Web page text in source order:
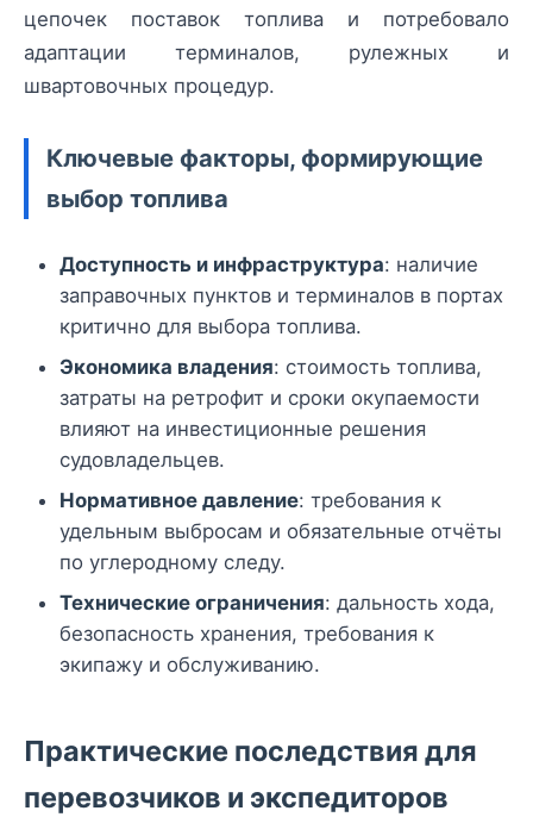
цепочек поставок топлива и потребовало
адаптации терминалов, рулежных и
швартовочных процедур.
Ключевые факторы, формирующие
выбор топлива
Доступность и инфраструктура: наличие
заправочных пунктов и терминалов в портах
критично для выбора топлива.
Экономика владения: стоимость топлива,
затраты на ретрофит и сроки окупаемости
влияют на инвестиционные решения
судовладельцев.
Нормативное давление: требования к
удельным выбросам и обязательные отчёты
по углеродному следу.
Технические ограничения: дальность хода,
безопасность хранения, требования к
экипажу и обслуживанию.
Практические последствия для
перевозчиков и экспедиторов